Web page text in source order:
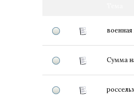
военная
Сумма